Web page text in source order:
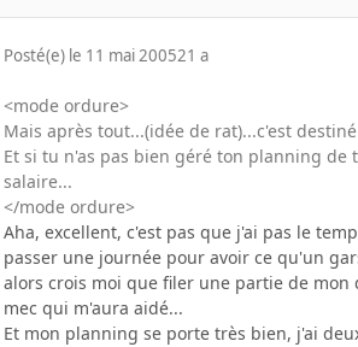
Posté(e) le 11 mai 200521 a
<mode ordure>
Mais après tout...(idée de rat)...c'est
Et si tu n'as pas bien géré ton planning de
salaire...
</mode ordure>
Aha, excellent, c'est pas que j'ai pas le
passer une journée pour avoir ce qu'un
alors crois moi que filer une partie de mon
mec qui m'aura aidé...
Et mon planning se porte très bien, j'ai